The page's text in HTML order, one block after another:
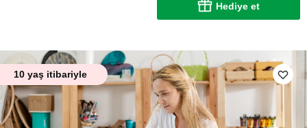
Hediye et
10 yaş itibariyle